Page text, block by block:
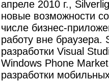
апреле 2010 г.,
новые возможности
числе бизнес-
работу вне браузера.
разработки Visual
Windows Phone
разработки